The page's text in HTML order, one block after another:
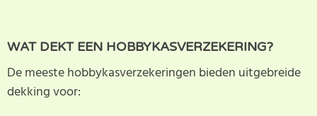
WAT DEKT EEN HOBBYKASVERZEKERING?
De meeste hobbykasverzekeringen bieden uitgebreide
dekking voor: